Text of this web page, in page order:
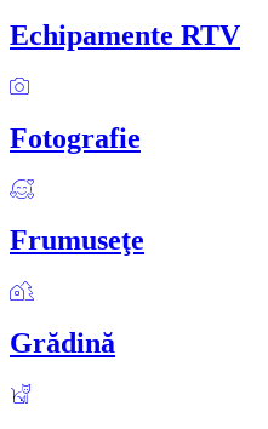
Echipamente RTV
Fotografie
Frumuseţe
Grădină